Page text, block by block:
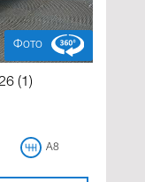
Фото
(1)
A8